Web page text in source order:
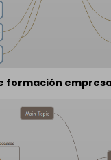
formación